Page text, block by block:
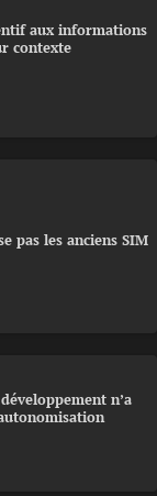
aux informations
contexte
pas les anciens SIM
n’a